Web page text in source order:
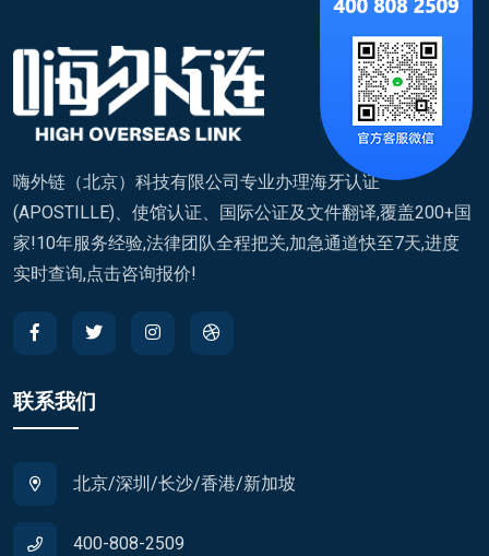
嗨外链（北京）科技有限公司专业办理海牙认证
(APOSTILLE)、使馆认证、国际公证及文件翻译,覆盖200+国
家!10年服务经验,法律团队全程把关,加急通道快至7天,进度
实时查询,点击咨询报价!
联系我们
北京/深圳/长沙/香港/新加坡
400-808-2509